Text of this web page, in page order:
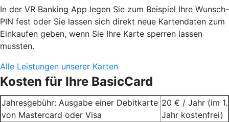
In der VR Banking App legen Sie zum Beispiel Ihre Wunsch-
PIN fest oder Sie lassen sich direkt neue Kartendaten zum
Einkaufen geben, wenn Sie Ihre Karte sperren lassen
mussten.
Alle Leistungen unserer Karten
Kosten für Ihre BasicCard
Jahresgebühr: Ausgabe einer Debitkarte
von Mastercard oder Visa
20 € / Jahr (im 1.
Jahr kostenfrei)